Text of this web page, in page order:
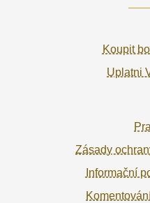
Koupit
Uplatni
Zásady
Informační